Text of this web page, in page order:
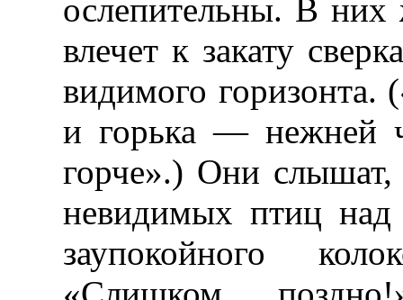
ослепительны. В
влечет к закату
видимого горизонта.
и горька — нежней
горче».) Они
невидимых птиц
заупокойного